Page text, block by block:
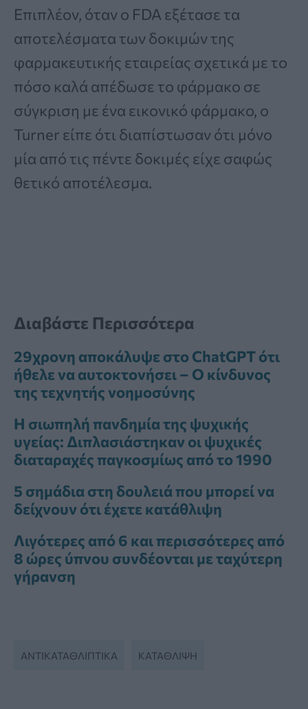
Επιπλέον, όταν ο FDA εξέτασε τα
αποτελέσματα των δοκιμών της
φαρμακευτικής εταιρείας σχετικά με το
πόσο καλά απέδωσε το φάρμακο σε
σύγκριση με ένα εικονικό φάρμακο, ο
Turner είπε ότι διαπίστωσαν ότι μόνο
μία από τις πέντε δοκιμές είχε σαφώς
θετικό αποτέλεσμα.
Διαβάστε Περισσότερα
29χρονη αποκάλυψε στο ChatGPT ότι
ήθελε να αυτοκτονήσει – Ο κίνδυνος
της τεχνητής νοημοσύνης
Η σιωπηλή πανδημία της ψυχικής
υγείας: Διπλασιάστηκαν οι ψυχικές
διαταραχές παγκοσμίως από το 1990
5 σημάδια στη δουλειά που μπορεί να
δείχνουν ότι έχετε κατάθλιψη
Λιγότερες από 6 και περισσότερες από
8 ώρες ύπνου συνδέονται με ταχύτερη
γήρανση
ΑΝΤΙΚΑΤΑΘΛΙΠΤΙΚΆ ΚΑΤΑΘΛΙΨΗ